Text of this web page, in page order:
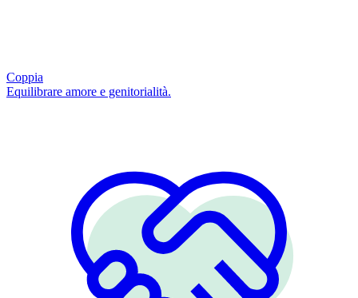
Coppia
Equilibrare amore e genitorialità.